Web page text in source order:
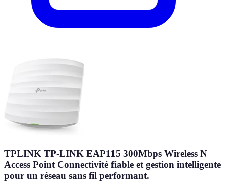
TPLINK TP-LINK EAP115 300Mbps Wireless N
Access Point Connectivité fiable et gestion intelligente
pour un réseau sans fil performant.